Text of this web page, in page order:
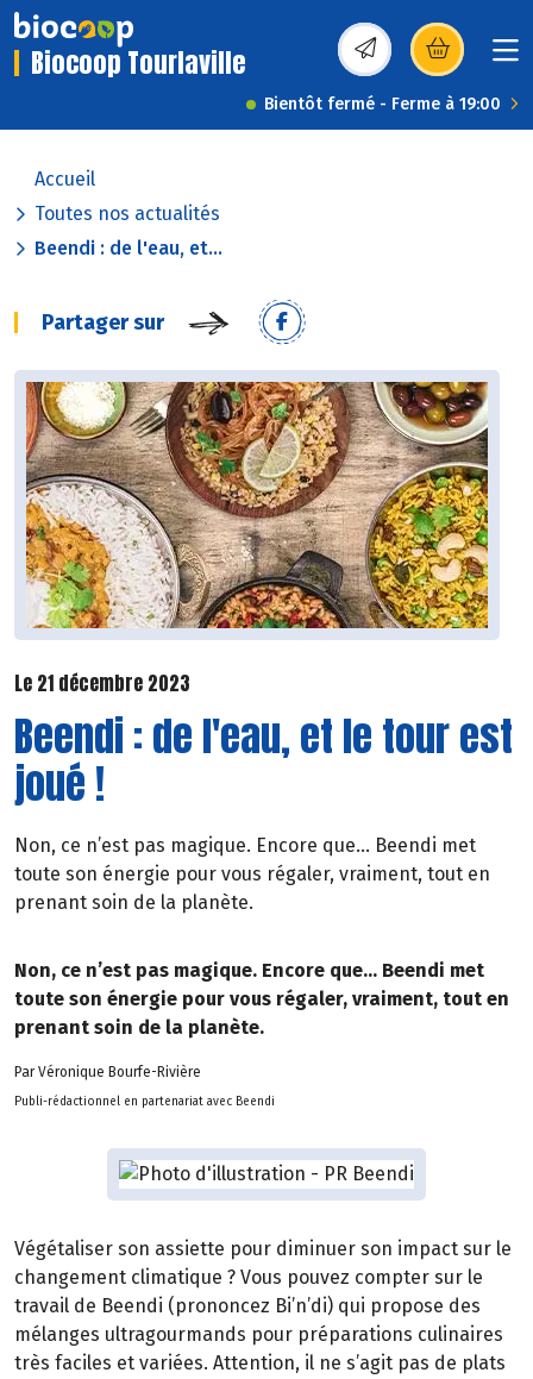
Biocoop Tourlaville (s’ouvre dans une
Bientôt fermé - Ferme à 19:00
Accueil
Toutes nos actualités
Beendi : de l'eau, et...
Partager sur
Le 21 décembre 2023
Beendi : de l'eau, et le tour est
joué !
Non, ce n’est pas magique. Encore que… Beendi met
toute son énergie pour vous régaler, vraiment, tout en
prenant soin de la planète.
Non, ce n’est pas magique. Encore que… Beendi met
toute son énergie pour vous régaler, vraiment, tout en
prenant soin de la planète.
Par Véronique Bourfe-Rivière
Publi-rédactionnel en partenariat avec Beendi
Végétaliser son assiette pour diminuer son impact sur le
changement climatique ? Vous pouvez compter sur le
travail de Beendi (prononcez Bi’n’di) qui propose des
mélanges ultragourmands pour préparations culinaires
très faciles et variées. Attention, il ne s’agit pas de plats